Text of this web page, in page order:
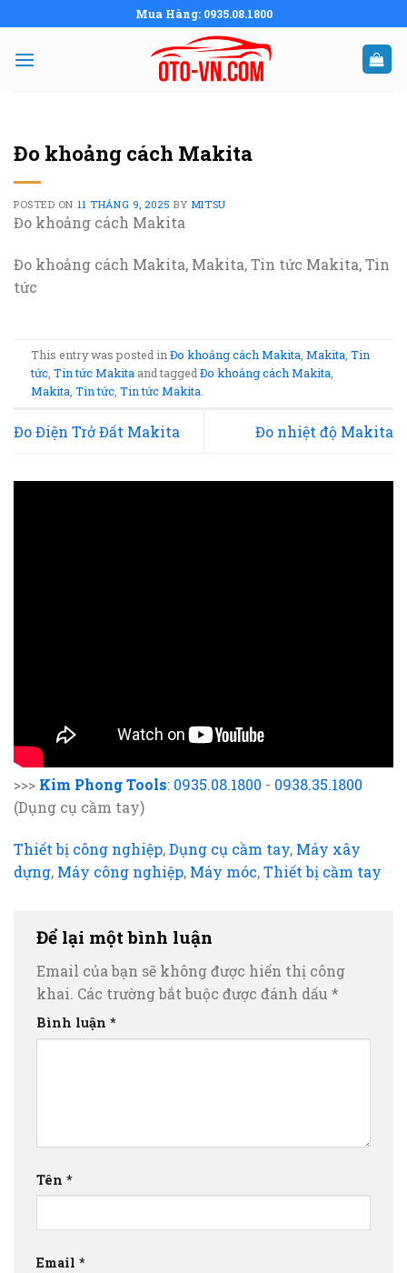
to
content
Mua Hàng: 0935.08.1800
Đo khoảng cách Makita
POSTED ON 11 THÁNG 9, 2025 BY MITSU
Đo khoảng cách Makita
Đo khoảng cách Makita, Makita, Tin tức Makita, Tin
tức
This entry was posted inĐo khoảng cách Makita ,Makita ,Tin
tức ,Tin tức Makita and taggedĐo khoảng cách Makita
Makita ,Tin tức ,Tin tức Makita
Đo Điện Trở Đất Makita Đo nhiệt độ Makita
>>> Kim Phong Tools: 0935.08.1800 - 0938.35.1800
(Dụng cụ cầm tay)
Thiết bị công nghiệp,Dụng cụ cầm tay, Máy xây
dựng, Máy công nghiệp, Máy móc,Thiết bị cầm tay
Để lại một bình luận
Email của bạn sẽ không được hiển thị công
khai. Các trường bắt buộc được đánh dấu *
Bình luận *
Tên *
Email *